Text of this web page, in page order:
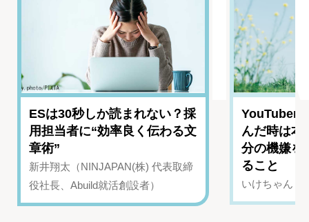
ESは30秒しか読まれない？採
用担当者に“効率良く伝わる文
章術”
新井翔太（NINJAPAN(株) 代表取締
役社長、Abuild就活創設者）
YouTuber
んだ時は
分の機嫌を
ること
いけちゃん（